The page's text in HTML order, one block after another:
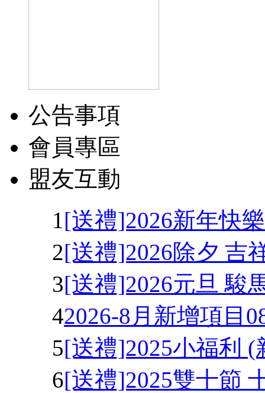
公告事項
會員專區
盟友互動
1[送禮]2026新年快
2[送禮]2026除夕 吉
3[送禮]2026元旦 駿
42026-8月新增項目
5[送禮]2025小福利 (
6[送禮]2025雙十節